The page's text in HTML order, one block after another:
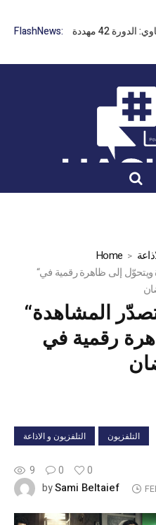
FlashNews: 42 مهددة بسبب تأخر التراخيص
Home
“الست موناليزا” يتصدّر المشاهدة ويتحوّل إلى ظاهرة رقمية في
“الست موناليزا” يتصدّر المشاهدة
رقمية في
التلفزيون و الاذاعة التلفزيون
9 0
0
bySami Beltaief